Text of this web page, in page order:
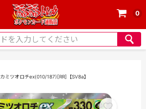
0
カミツオロチex(010/187)[RR]【SV8a】